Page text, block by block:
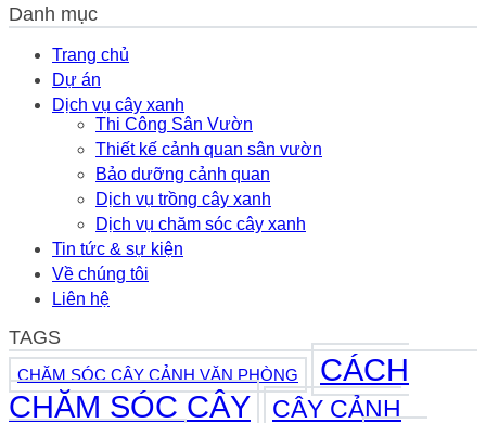
Thực
Tế
2026
Hương
Tiền
Danh mục
Trang chủ
Dự án
Dịch vụ cây xanh
Thi Công Sân Vườn
Thiết kế cảnh quan sân vườn
Bảo dưỡng cảnh quan
Dịch vụ trồng cây xanh
Dịch vụ chăm sóc cây xanh
Tin tức & sự kiện
Về chúng tôi
Liên hệ
TAGS
CHĂM SÓC CÂY CẢNH VĂN PHÒNG
CÁCH
CHĂM SÓC CÂY
CÂY CẢNH